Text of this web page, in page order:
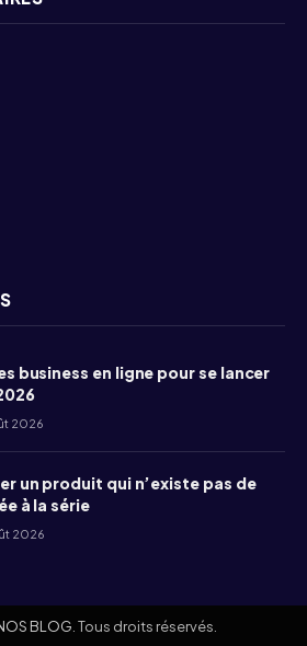
business en ligne pour se lancer
2026
un produit qui n’existe pas de
à la série
2026
BLOG. Tous droits réservés.